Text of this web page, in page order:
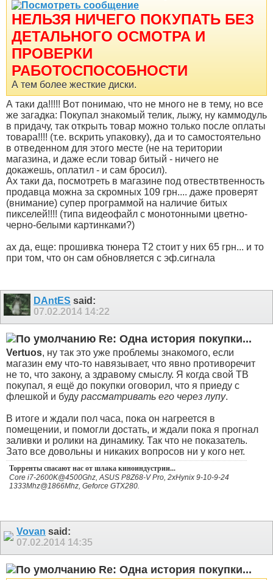
НЕЛЬЗЯ НИЧЕГО ПОКУПАТЬ БЕЗ
ДЕТАЛЬНОГО ОСМОТРА И
ПРОВЕРКИ
РАБОТОСПОСОБНОСТИ
А тем более жесткие диски.
А таки да!!!!! Вот понимаю, что не много не в тему, но все
же загадка: Покупал знакомый телик, лыжу, ну каммодуль
в придачу, так открыть товар можно только после оплаты
товара!!!! (т.е. вскрить упаковку), да и то самостоятельно
в отведенном для этого месте (не на територии
магазина, и даже если товар битый - ничего не
докажешь, оплатил - и сам бросил).
Ах таки да, посмотреть в магазине под отвествтвенность
продавца можна за скромных 109 грн.... даже проверят
(внимание) супер программой на наличие битых
пикселей!!!! (типа видеофайл с монотонными цветно-
черно-белыми картинками?)
ах да, еще: прошивка тюнера Т2 стоит у них 65 грн... и то
при том, что он сам обновляется с эф.сигнала
DAntES said:
07.02.2014 14:22
Re: Одна история покупки...
Vertuos, ну так это уже проблемы знакомого, если
магазин ему что-то навязывает, что явно противоречит
не то, что закону, а здравому смыслу. Я когда свой ТВ
покупал, я ещё до покупки оговорил, что я приеду с
флешкой и буду рассматривать его через лупу.
В итоге и ждали пол часа, пока он нагреется в
помещении, и помогли достать, и ждали пока я прогнал
заливки и ролики на динамику. Так что не показатель.
Зато все довольны и никаких вопросов ни у кого нет.
Торренты спасают нас от шлака киноиндустрии...
Core i7-2600K@4500Ghz, ASUS P8Z68-V Pro, 2xHynix 9-10-9-24
1333Mhz@1866Mhz, Geforce GTX280.
Vovan said:
07.02.2014 14:35
Re: Одна история покупки...